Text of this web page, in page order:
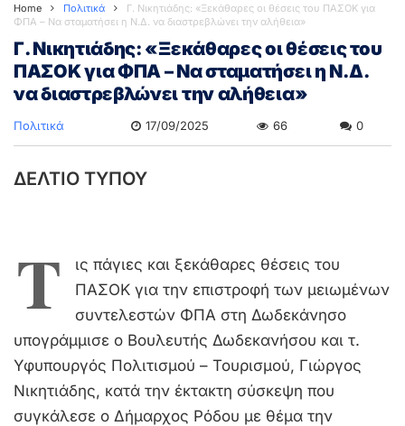
Home Πολιτικά
Γ. Νικητιάδης: «Ξεκάθαρες οι θέσεις του ΠΑΣΟΚ για
ΦΠΑ – Να σταματήσει η Ν.Δ. να διαστρεβλώνει την αλήθεια»
Γ. Νικητιάδης: «Ξεκάθαρες οι θέσεις του
ΠΑΣΟΚ για ΦΠΑ – Να σταματήσει η Ν.Δ.
να διαστρεβλώνει την αλήθεια»
Πολιτικά 17/09/2025 66 0
ΔΕΛΤΙΟ ΤΥΠΟΥ
Τ
ις πάγιες και ξεκάθαρες θέσεις του
ΠΑΣΟΚ για την επιστροφή των μειωμένων
συντελεστών ΦΠΑ στη Δωδεκάνησο
υπογράμμισε ο Βουλευτής Δωδεκανήσου και τ.
Υφυπουργός Πολιτισμού – Τουρισμού, Γιώργος
Νικητιάδης, κατά την έκτακτη σύσκεψη που
συγκάλεσε ο Δήμαρχος Ρόδου με θέμα την